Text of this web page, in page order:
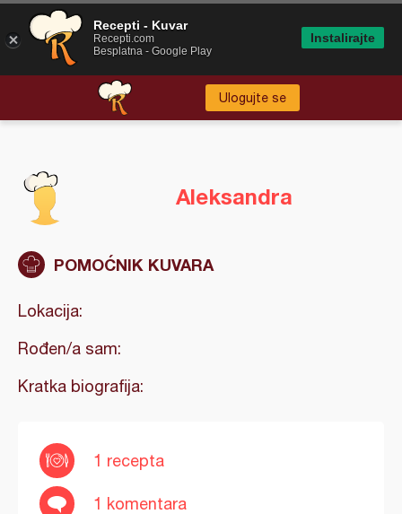
Ulogujte se
Aleksandra
POMOĆNIK KUVARA
Lokacija:
Rođen/a sam:
Kratka biografija:
1 recepta
1 komentara
Recepti - Kuvar
Recepti.com
Besplatna - Google Play
Instalirajte